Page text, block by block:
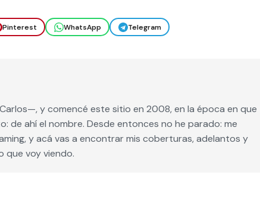
Pinterest WhatsApp Telegram
y comencé este sitio en 2008, en la época en que
de ahí el nombre. Desde entonces no he parado: me
y acá vas a encontrar mis coberturas, adelantos y
que voy viendo.